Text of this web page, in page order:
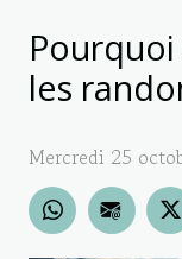
les
Mercredi 25